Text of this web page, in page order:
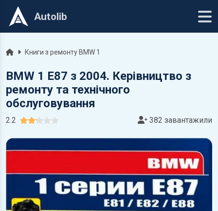
Autolib
ГоловнаКниги з ремонту BMW 1
BMW 1 E87 з 2004. Керівництво з
ремонту та технічного
обслуговування
2.2 382 завантажили